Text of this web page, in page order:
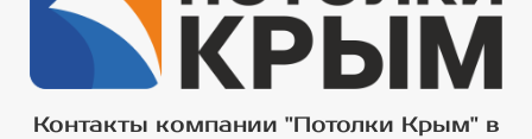
Контакты компании "Потолки Крым" в